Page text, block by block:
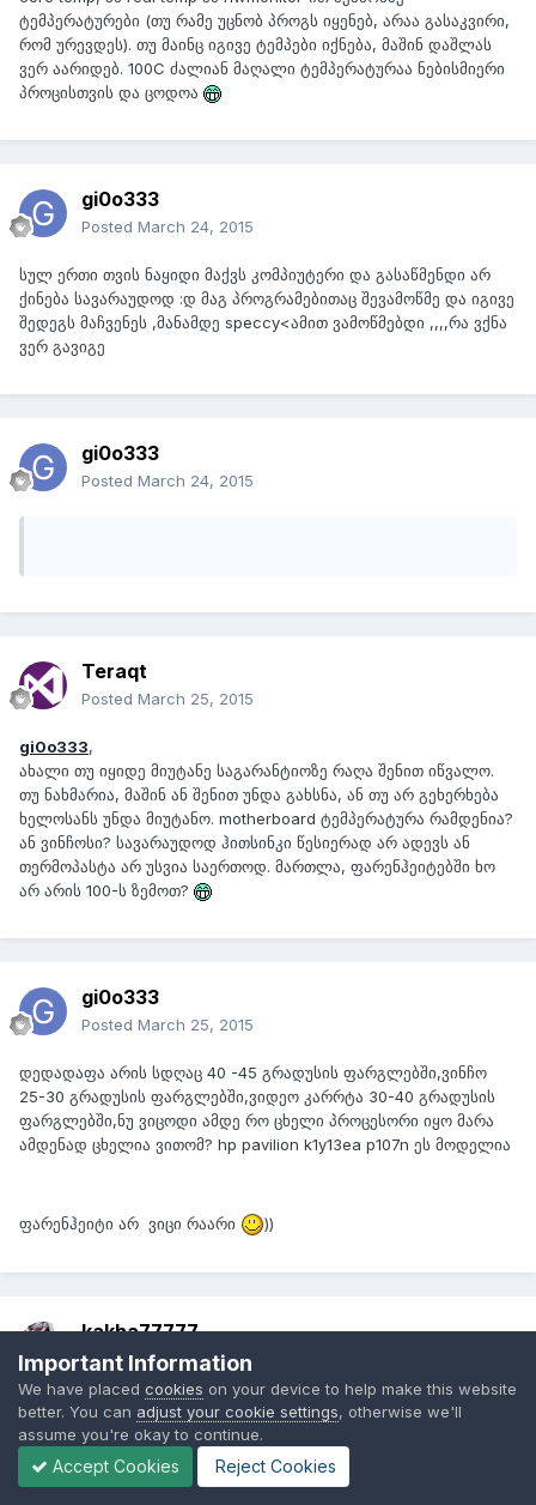
ტემპერატურები (თუ რამე უცნობ პროგს იყენებ, არაა გასაკვირი,
რომ ურევდეს). თუ მაინც იგივე ტემპები იქნება, მაშინ დაშლას
ვერ აარიდებ. 100C ძალიან მაღალი ტემპერატურაა ნებისმიერი
პროცისთვის და ცოდოა
gi0o333
Posted March 24, 2015
სულ ერთი თვის ნაყიდი მაქვს კომპიუტერი და გასაწმენდი არ
ქინება სავარაუდოდ :დ მაგ პროგრამებითაც შევამოწმე და იგივე
შედეგს მაჩვენეს ,მანამდე speccy<ამით ვამოწმებდი ,,,,რა ვქნა
ვერ გავიგე
gi0o333
Posted March 24, 2015
Teraqt
Posted March 25, 2015
gi0o333,
ახალი თუ იყიდე მიუტანე საგარანტიოზე რაღა შენით იწვალო.
თუ ნახმარია, მაშინ ან შენით უნდა გახსნა, ან თუ არ გეხერხება
ხელოსანს უნდა მიუტანო. motherboard ტემპერატურა რამდენია?
ან ვინჩოსი? სავარაუდოდ ჰითსინკი წესიერად არ ადევს ან
თერმოპასტა არ უსვია საერთოდ. მართლა, ფარენჰეიტებში ხო
არ არის 100-ს ზემოთ?
gi0o333
Posted March 25, 2015
დედადაფა არის სდღაც 40 -45 გრადუსის ფარგლებში,ვინჩო
25-30 გრადუსის ფარგლებში,ვიდეო კარრტა 30-40 გრადუსის
ფარგლებში,ნუ ვიცოდი ამდე რო ცხელი პროცესორი იყო მარა
ამდენად ცხელია ვითომ? hp pavilion k1y13ea p107n ეს მოდელია
ფარენჰეიტი არ ვიცი რაარი ))
kakha77777
PostedMarch 25, 2015
On 3/25/2015 at 5:45 PM, gi0o333 said:
დედადაფა არის სდღაც 40 -45 გრადუსის
Important Information
We have placed cookies on your device to help make this website
better. You can adjust your cookie settings, otherwise we'll
assume you're okay to continue.
Accept Cookies Reject Cookies